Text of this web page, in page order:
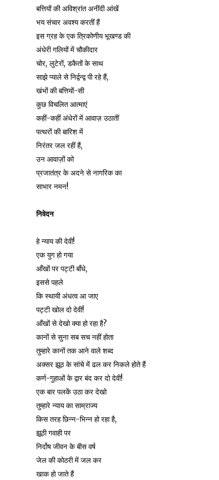
बत्तियों की अविश्रांत अनींदी आंखें
भय संचार अवश्य करतीं हैं
इस ग्रह के एक त्रिकोणीय भूखण्ड की
अंधेरी गलियों में चौकीदार
चोर, लुटेरों, डकैतों के साथ
साझे प्याले से निर्द्वन्द्व पी रहे हैं,
खंभों की बत्तियों-सी
कुछ विचलित आत्माएं
कहीं-कहीं अंधेरों में आवाज़ उठातीं
पत्थरों की बारिश में
निरंतर जल रहीं हैं,
उन आवाज़ों को
प्रजातंत्र के अदने से नागरिक का
साभार नमन!
निवेदन
हे न्याय की देवी!
एक युग हो गया
आँखों पर पट्टी बाँधे,
इससे पहले
कि स्थायी अंधत्व आ जाए
पट्टी खोल दो देवी!
आँखों से देखो क्या हो रहा है?
कानों से सुना सब सच नहीं होता
तुम्हारे कानों तक आने वाले शब्द
अक्सर झूठ के सांचे में ढल कर निकले होते हैं
कर्ण-गुहाओं के द्वार बंद कर दो देवी!
एक बार पलकें उठा कर देखो
तुम्हारे न्याय का साम्राज्य
किस तरह छिन्न-भिन्न हो रहा है,
झूठी गवाही पर
निर्दोष जीवन के बीस वर्ष
जेल की कोठरी में जल कर
खाक हो जाते हैं